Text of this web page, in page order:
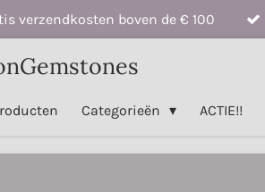
verzendkosten boven de € 100
Categorieën ACTIE!!